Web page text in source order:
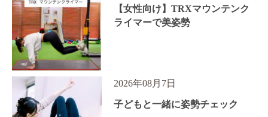
【女性向け】TRXマウンテンク
ライマーで美姿勢
2026年08月7日
子どもと一緒に姿勢チェック